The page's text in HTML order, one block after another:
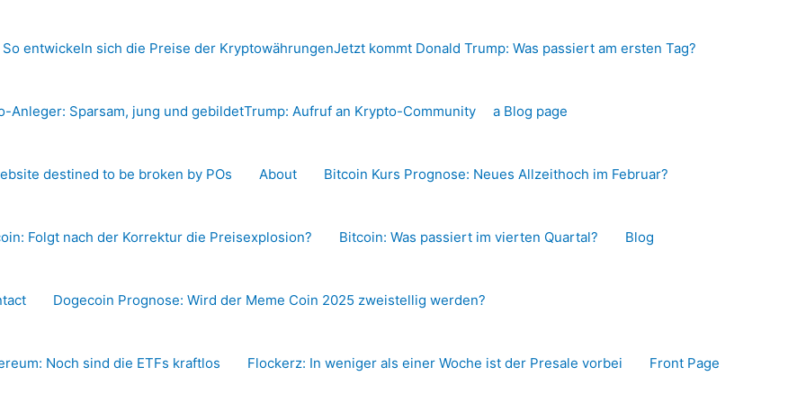
So entwickeln sich die Preise der KryptowährungenJetzt kommt Donald Trump: Was passiert am ersten Tag?
Anleger: Sparsam, jung und gebildetTrump: Aufruf an Krypto-Community a Blog page
destined to be broken by POs About Bitcoin Kurs Prognose: Neues Allzeithoch im Februar?
Folgt nach der Korrektur die Preisexplosion? Bitcoin: Was passiert im vierten Quartal? Blog
Dogecoin Prognose: Wird der Meme Coin 2025 zweistellig werden?
Noch sind die ETFs kraftlos Flockerz: In weniger als einer Woche ist der Presale vorbei Front Page